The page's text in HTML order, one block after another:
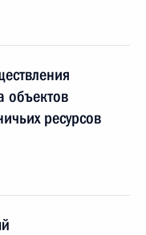
объектов
ресурсов